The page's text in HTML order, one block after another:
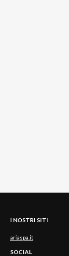
I NOSTRI SITI
ariaspa.it
SOCIAL